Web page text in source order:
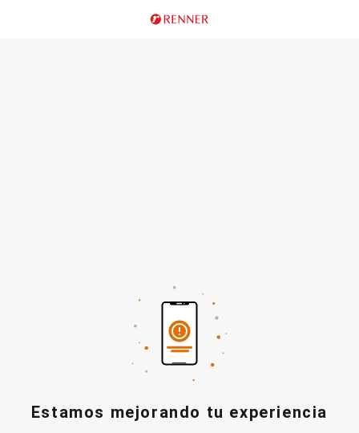
Estamos mejorando tu experiencia